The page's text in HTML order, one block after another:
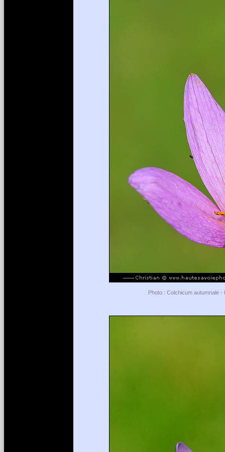
Photo : Colchicum autumnale